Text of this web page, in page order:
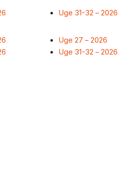
Uge 31-32 – 2026
Uge 27 – 2026
Uge 31-32 – 2026